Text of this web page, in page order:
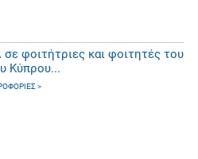
φοιτήτριες και φοιτητές του
Κύπρου...